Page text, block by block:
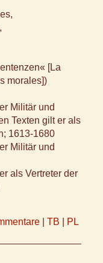
[La
morales])
Militär und
Texten gilt er als
1613-1680
Militär und
als Vertreter der
TB PL